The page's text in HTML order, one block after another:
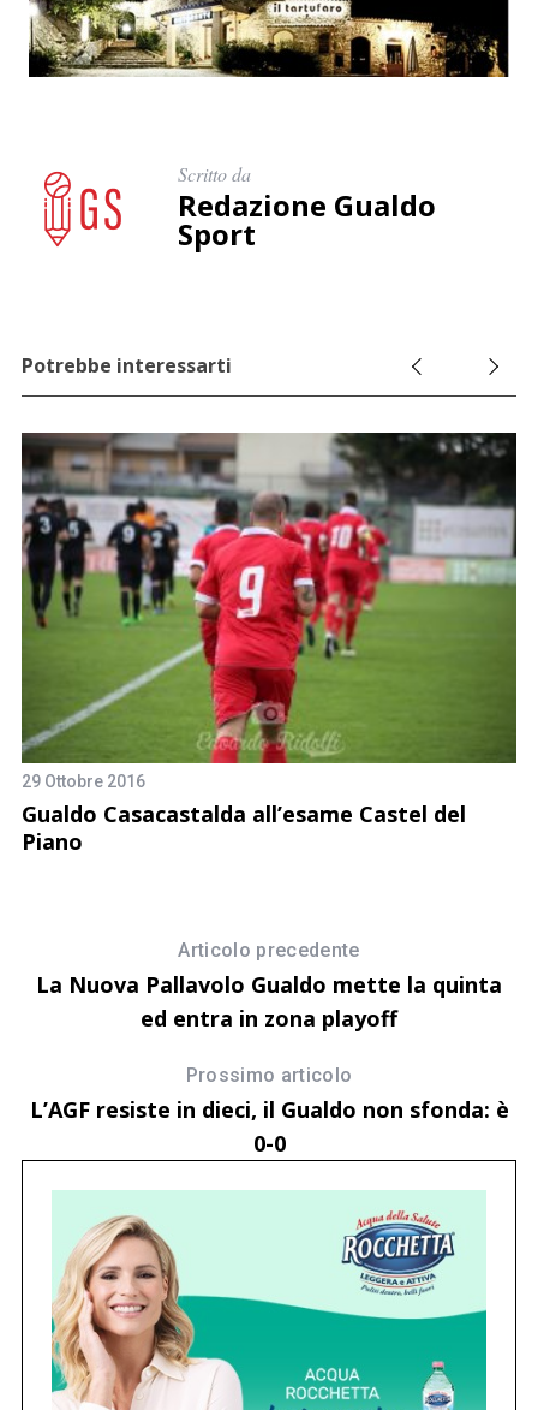
Scritto da
Redazione Gualdo
Sport
Potrebbe interessarti
29 Ottobre 2016
Gualdo Casacastalda all’esame Castel del
Piano
Articolo precedente
La Nuova Pallavolo Gualdo mette la quinta
ed entra in zona playoff
Prossimo articolo
L’AGF resiste in dieci, il Gualdo non sfonda: è
0-0